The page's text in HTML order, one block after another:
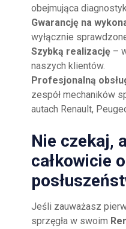
obejmująca
Gwarancję na
wyłącznie
Szybką realizację –
naszych klientów.
Profesjonalną
zespół mechaników
autach Renault,
Nie czekaj,
całkowicie
Jeśli zauważasz
sprzęgła w swoim